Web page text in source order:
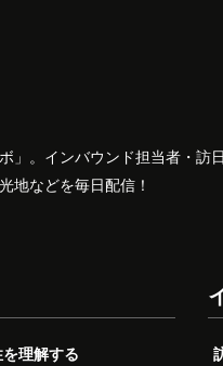
。インバウンド担当者・
地などを毎日配信！
理解する